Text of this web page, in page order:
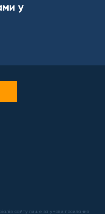
у
сайту лише за умови посилання